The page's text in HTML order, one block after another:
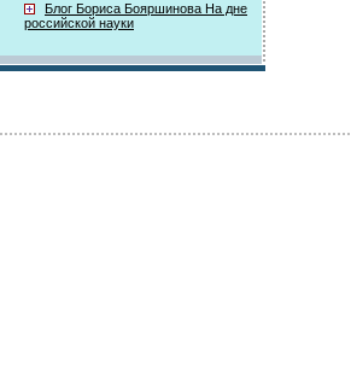
Блог Бориса Бояршинова На дне
российской науки